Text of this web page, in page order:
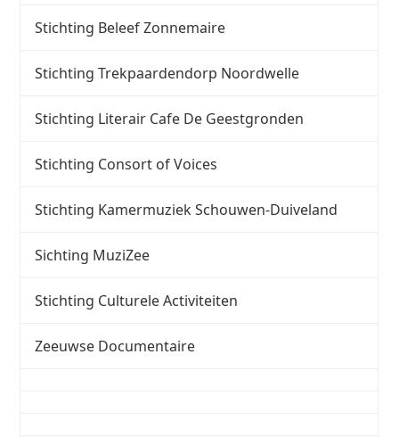
Stichting Beleef Zonnemaire
Stichting Trekpaardendorp Noordwelle
Stichting Literair Cafe De Geestgronden
Stichting Consort of Voices
Stichting Kamermuziek Schouwen-Duiveland
Sichting MuziZee
Stichting Culturele Activiteiten
Zeeuwse Documentaire